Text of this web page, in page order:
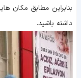
بنابراین مطابق مکان
داشته باشید.